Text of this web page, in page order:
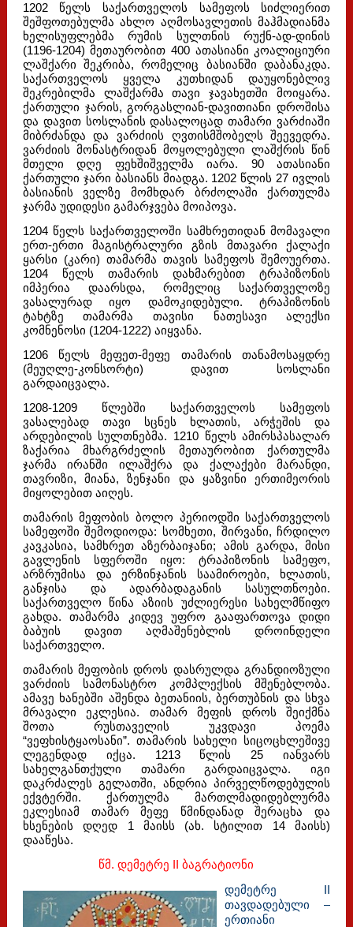
1202 წელს საქართველოს სამეფოს სიძლიერით
შეშფოთებულმა ახლო აღმოსავლეთის მაჰმადიანმა
ხელისუფლებმა რუმის სულთნის რუქნ-ად-დინის
(1196-1204) მეთაურობით 400 ათასიანი კოალიციური
ლაშქარი შეკრიბა, რომელიც ბასიანში დაბანაკდა.
საქართველოს ყველა კუთხიდან დაუყონებლივ
შეკრებილმა ლაშქარმა თავი ჯავახეთში მოიყარა.
ქართული ჯარის, გორგასლიან-დავითიანი დროშისა
და დავით სოსლანის დასალოცად თამარი ვარძიაში
მიბრძანდა და ვარძიის ღვთისმშობელს შეევედრა.
ვარძიის მონასტრიდან მოყოლებული ლაშქრის წინ
მთელი დღე ფეხშიშველმა იარა. 90 ათასიანი
ქართული ჯარი ბასიანს მიადგა. 1202 წლის 27 ივლის
ბასიანის ველზე მომხდარ ბრძოლაში ქართულმა
ჯარმა უდიდესი გამარჯვება მოიპოვა.
1204 წელს საქართველოში სამხრეთიდან მომავალი
ერთ-ერთი მაგისტრალური გზის მთავარი ქალაქი
ყარსი (კარი) თამარმა თავის სამეფოს შემოუერთა.
1204 წელს თამარის დახმარებით ტრაპიზონის
იმპერია დაარსდა, რომელიც საქართველოზე
ვასალურად იყო დამოკიდებული. ტრაპიზონის
ტახტზე თამარმა თავისი ნათესავი ალექსი
კომნენოსი (1204-1222) აიყვანა.
1206 წელს მეფეთ-მეფე თამარის თანამოსაყდრე
(მეუღლე-კონსორტი) დავით სოსლანი
გარდაიცვალა.
1208-1209 წლებში საქართველოს სამეფოს
ვასალებად თავი სცნეს ხლათის, არჭეშის და
არდებილის სულთნებმა. 1210 წელს ამირსპასალარ
ზაქარია მხარგრძელის მეთაურობით ქართულმა
ჯარმა ირანში ილაშქრა და ქალაქები მარანდი,
თავრიზი, მიანა, ზენჯანი და ყაზვინი ერთიმეორის
მიყოლებით აიღეს.
თამარის მეფობის ბოლო პერიოდში საქართველოს
სამეფოში შემოდიოდა: სომხეთი, შირვანი, ჩრდილო
კავკასია, სამხრეთ აზერბაიჯანი; ამის გარდა, მისი
გავლენის სფეროში იყო: ტრაპიზონის სამეფო,
არზრუმისა და ერზინჯანის საამიროები, ხლათის,
განჯისა და ადარბადაგანის სასულთნოები.
საქართველო წინა აზიის უძლიერესი სახელმწიფო
გახდა. თამარმა კიდევ უფრო გააფართოვა დიდი
ბაბუის დავით აღმაშენებლის დროინდელი
საქართველო.
თამარის მეფობის დროს დასრულდა გრანდიოზული
ვარძიის სამონასტრო კომპლექსის მშენებლობა.
ამავე ხანებში აშენდა ბეთანიის, ბერთუბნის და სხვა
მრავალი ეკლესია. თამარ მეფის დროს შეიქმნა
შოთა რუსთაველის უკვდავი პოემა
“ვეფხისტყაოსანი”. თამარის სახელი სიცოცხლეშივე
ლეგენდად იქცა. 1213 წლის 25 იანვარს
სახელგანთქული თამარი გარდაიცვალა. იგი
დაკრძალეს გელათში, ანდრია პირველწოდებულის
ექვტერში. ქართულმა მართლმადიდებლურმა
ეკლესიამ თამარ მეფე წმინდანად შერაცხა და
ხსენების დღედ 1 მაისს (ახ. სტილით 14 მაისს)
დააწესა.
წმ. დემეტრე II ბაგრატიონი
დემეტრე II
თავდადებული –
ერთიანი